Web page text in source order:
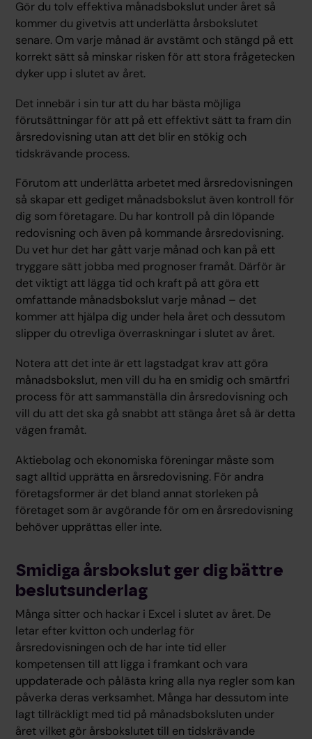
Gör du tolv effektiva månadsbokslut under året så
kommer du givetvis att underlätta årsbokslutet
senare. Om varje månad är avstämt och stängd på ett
korrekt sätt så minskar risken för att stora frågetecken
dyker upp i slutet av året.
Det innebär i sin tur att du har bästa möjliga
förutsättningar för att på ett effektivt sätt ta fram din
årsredovisning utan att det blir en stökig och
tidskrävande process.
Förutom att underlätta arbetet med årsredovisningen
så skapar ett gediget månadsbokslut även kontroll för
dig som företagare. Du har kontroll på din löpande
redovisning och även på kommande årsredovisning.
Du vet hur det har gått varje månad och kan på ett
tryggare sätt jobba med prognoser framåt. Därför är
det viktigt att lägga tid och kraft på att göra ett
omfattande månadsbokslut varje månad – det
kommer att hjälpa dig under hela året och dessutom
slipper du otrevliga överraskningar i slutet av året.
Notera att det inte är ett lagstadgat krav att göra
månadsbokslut, men vill du ha en smidig och smärtfri
process för att sammanställa din årsredovisning och
vill du att det ska gå snabbt att stänga året så är detta
vägen framåt.
Aktiebolag och ekonomiska föreningar måste som
sagt alltid upprätta en årsredovisning. För andra
företagsformer är det bland annat storleken på
företaget som är avgörande för om en årsredovisning
behöver upprättas eller inte.
Smidiga årsbokslut ger dig bättre
beslutsunderlag
Många sitter och hackar i Excel i slutet av året. De
letar efter kvitton och underlag för
årsredovisningen och de har inte tid eller
kompetensen till att ligga i framkant och vara
uppdaterade och pålästa kring alla nya regler som kan
påverka deras verksamhet. Många har dessutom inte
lagt tillräckligt med tid på månadsboksluten under
året vilket gör årsbokslutet till en tidskrävande